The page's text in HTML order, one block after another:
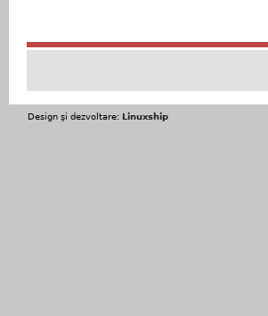
Design şi dezvoltare: Linuxship